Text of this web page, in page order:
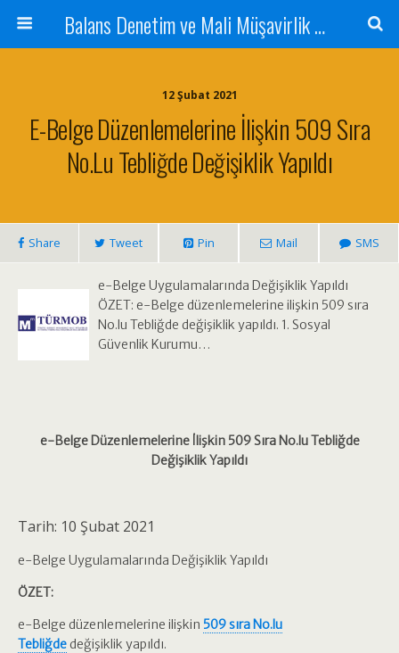
Balans Denetim ve Mali Müşavirlik Hizmetleri
12 Şubat 2021
E-Belge Düzenlemelerine İlişkin 509 Sıra
No.lu Tebliğde Değişiklik Yapıldı
Share Tweet Pin Mail SMS
e-Belge Uygulamalarında Değişiklik Yapıldı
ÖZET: e-Belge düzenlemelerine ilişkin 509 sıra
No.lu Tebliğde değişiklik yapıldı. 1. Sosyal
Güvenlik Kurumu…
e-Belge Düzenlemelerine İlişkin 509 Sıra No.lu Tebliğde
Değişiklik Yapıldı
Tarih: 10 Şubat 2021
e-Belge Uygulamalarında Değişiklik Yapıldı
ÖZET:
e-Belge düzenlemelerine ilişkin 509 sıra No.lu
Tebliğdedeğişiklik yapıldı.